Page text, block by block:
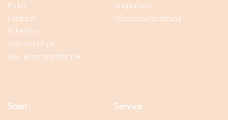
Pellet
Hackgut
Scheitholz
Wärmepumpe
Gas-Brennwerttechnik
Badplanung
Wasseraufbereitung
Solar Service